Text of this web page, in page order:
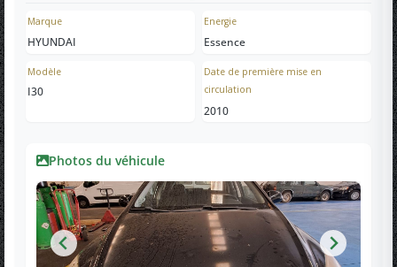
Marque
HYUNDAI
Energie
Essence
Modèle
I30
Date de première mise en
circulation
2010
Photos du véhicule